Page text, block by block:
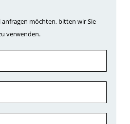
anfragen möchten, bitten wir Sie
verwenden.